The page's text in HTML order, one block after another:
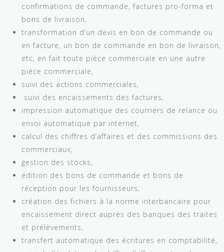
confirmations de commande, factures pro-forma et
bons de livraison,
transformation d’un devis en bon de commande ou
en facture, un bon de commande en bon de livraison,
etc, en fait toute pièce commerciale en une autre
pièce commerciale,
suivi des actions commerciales,
suivi des encaissements des factures,
impression automatique des courriers de relance ou
envoi automatique par internet,
calcul des chiffres d’affaires et des commissions des
commerciaux,
gestion des stocks,
édition des bons de commande et bons de
réception pour les fournisseurs,
création des fichiers à la norme interbancaire pour
encaissement direct auprès des banques des traites
et prélèvements,
transfert automatique des écritures en comptabilité,